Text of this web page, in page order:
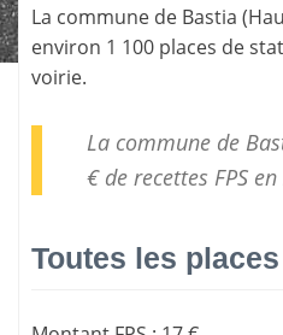
La commune de Bastia (
environ 1 100 places de
voirie.
La commune de
€ de recettes FPSen
Toutes les